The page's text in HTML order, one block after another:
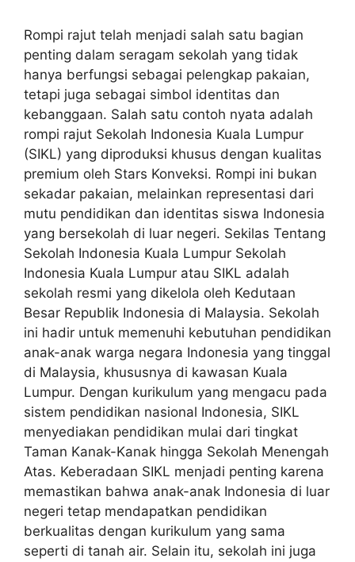
Rompi rajut telah menjadi salah satu bagian
penting dalam seragam sekolah yang tidak
hanya berfungsi sebagai pelengkap pakaian,
tetapi juga sebagai simbol identitas dan
kebanggaan. Salah satu contoh nyata adalah
rompi rajut Sekolah Indonesia Kuala Lumpur
(SIKL) yang diproduksi khusus dengan kualitas
premium oleh Stars Konveksi. Rompi ini bukan
sekadar pakaian, melainkan representasi dari
mutu pendidikan dan identitas siswa Indonesia
yang bersekolah di luar negeri. Sekilas Tentang
Sekolah Indonesia Kuala Lumpur Sekolah
Indonesia Kuala Lumpur atau SIKL adalah
sekolah resmi yang dikelola oleh Kedutaan
Besar Republik Indonesia di Malaysia. Sekolah
ini hadir untuk memenuhi kebutuhan pendidikan
anak-anak warga negara Indonesia yang tinggal
di Malaysia, khususnya di kawasan Kuala
Lumpur. Dengan kurikulum yang mengacu pada
sistem pendidikan nasional Indonesia, SIKL
menyediakan pendidikan mulai dari tingkat
Taman Kanak-Kanak hingga Sekolah Menengah
Atas. Keberadaan SIKL menjadi penting karena
memastikan bahwa anak-anak Indonesia di luar
negeri tetap mendapatkan pendidikan
berkualitas dengan kurikulum yang sama
seperti di tanah air. Selain itu, sekolah ini juga